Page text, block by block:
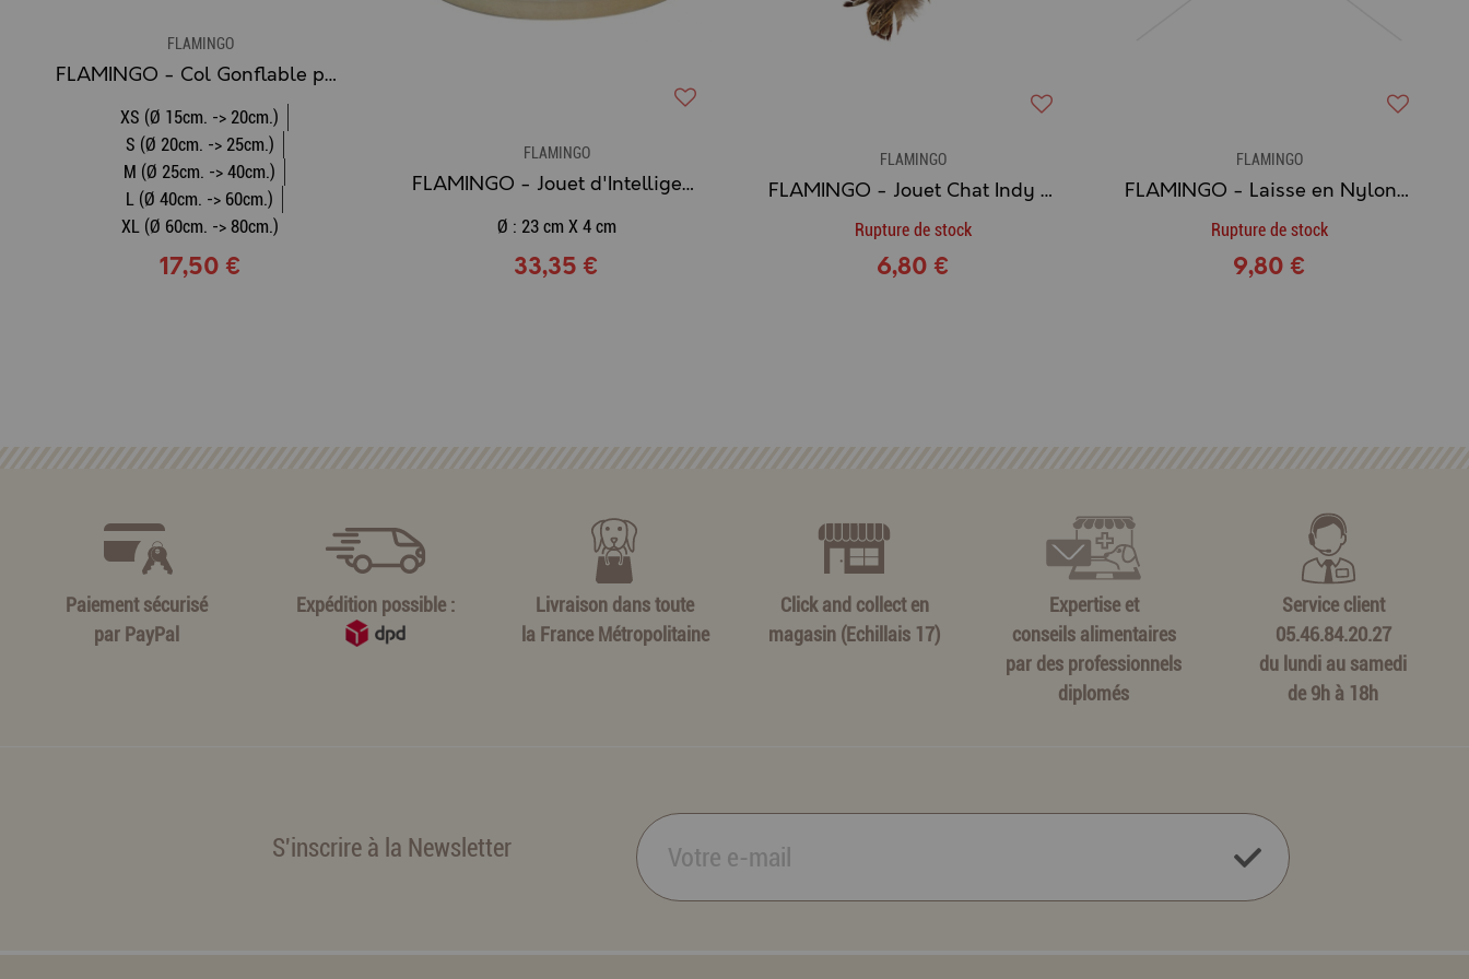
FLAMINGO
FLAMINGO - Col Gonflable pour Chien
XS (Ø 15cm. -> 20cm.)
S (Ø 20cm. -> 25cm.)
M (Ø 25cm. -> 40cm.)
L (Ø 40cm. -> 60cm.)
XL (Ø 60cm. -> 80cm.)
17,50 €
FLAMINGO
FLAMINGO - Jouet d'Intelligence Chien ATHENA
Ø : 23 cm X 4 cm
33,35 €
FLAMINGO
FLAMINGO - Jouet Chat Indy Coati
Rupture de stock
6,80 €
FLAMINGO
FLAMINGO - Laisse en Nylon NAJA (1,2 m.)
Rupture de stock
9,80 €
Paiement sécurisé
par PayPal
Expédition possible :
Livraison dans toute
la France Métropolitaine
Click and collect en
magasin (Echillais 17)
Expertise et
conseils alimentaires
par des professionnels
diplomés
Service client
05.46.84.20.27
du lundi au samedi
de 9h à 18h
S'inscrire à la Newsletter